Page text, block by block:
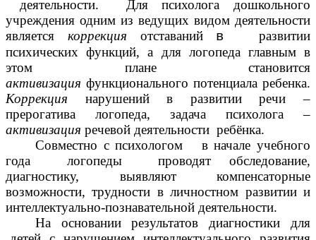
деятельности. Для психолога дошкольного
учреждения одним из ведущих видом деятельности
является коррекция отставаний вразвитии
психических функций, а для логопеда главным в
этом плане становится
активизация функционального потенциала ребенка.
Коррекция
нарушений в развитии речи –
прерогатива логопеда, задача психолога –
активизация речевой деятельности ребёнка.
Совместно с психологом в начале учебного
года логопеды проводят обследование,
диагностику, выявляют компенсаторные
возможности, трудности в личностном развитии и
интеллектуально-познавательной деятельности.
На основании результатов диагностики для